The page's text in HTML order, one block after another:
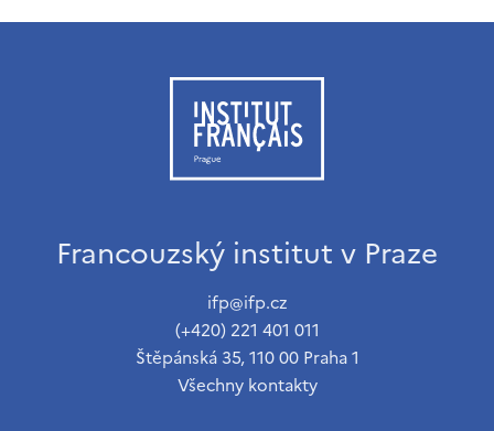
Francouzský institut v Praze
ifp@ifp.cz
(+420) 221 401 011
Štěpánská 35, 110 00 Praha 1
Všechny kontakty